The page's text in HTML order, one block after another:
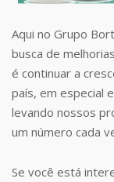
Aqui no Grupo
busca de
é continuar a
país, em especial
levando nossos
um número cada
Se você está